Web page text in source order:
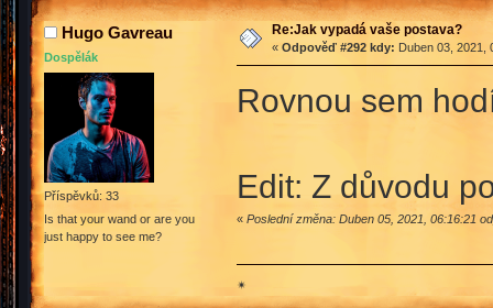
Hugo Gavreau
Dospělák
Příspěvků: 33
Is that your wand or are you
just happy to see me?
Re:Jak vypadá vaše postava?
« Odpověď #292 kdy: Duben 03, 2021,
Rovnou sem
Edit: Z důvodu
« Poslední změna: Duben 05, 2021, 06:16:21
✴